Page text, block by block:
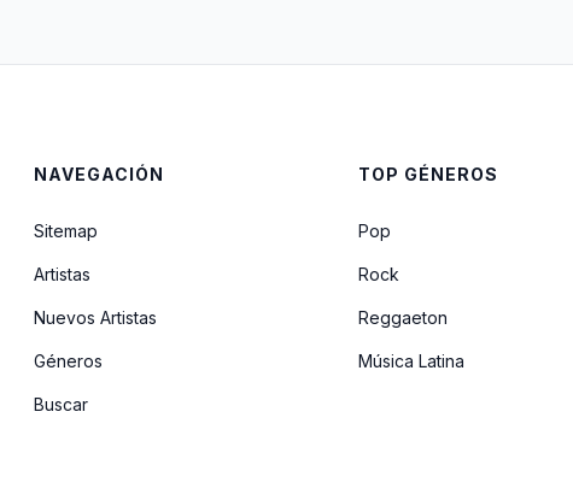
NAVEGACIÓN
Sitemap
Artistas
Nuevos Artistas
Géneros
Buscar
TOP GÉNEROS
Pop
Rock
Reggaeton
Música Latina